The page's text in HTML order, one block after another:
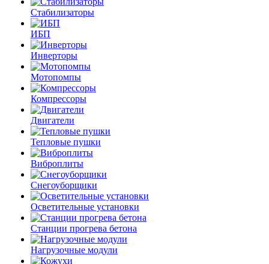
Стабилизаторы
ИБП
Инверторы
Мотопомпы
Компрессоры
Двигатели
Тепловые пушки
Виброплиты
Снегоуборщики
Осветительные установки
Станции прогрева бетона
Нагрузочные модули